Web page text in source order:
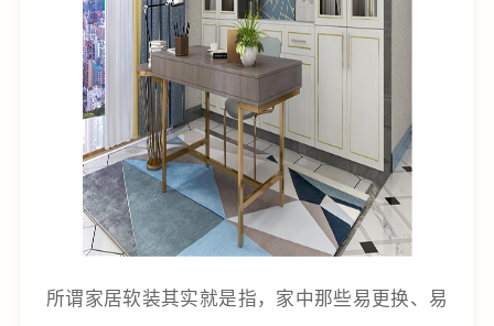
所谓家居软装其实就是指，家中那些易更换、易